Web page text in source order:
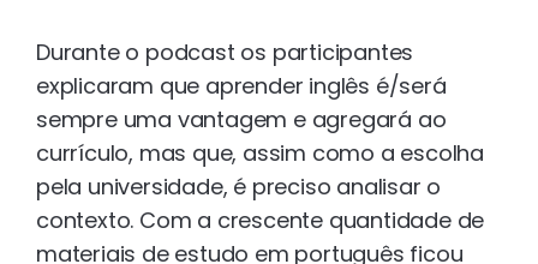
Durante o podcast os participantes
explicaram que aprender inglês é/será
sempre uma vantagem e agregará ao
currículo, mas que, assim como a escolha
pela universidade, é preciso analisar o
contexto. Com a crescente quantidade de
materiais de estudo em português ficou